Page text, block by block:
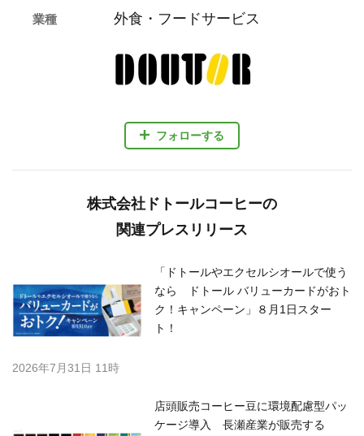
フォローする
業種 外食・フードサービス
株式会社ドトールコーヒーの
関連プレスリリース
「ドトールやエクセルシオールで使う
なら ドトール バリューカードがおト
ク！キャンペーン」８月1日スター
ト！
2026年7月31日 11時
店頭販売コーヒー豆に環境配慮型パッ
ケージ導入 長瀬産業が販売する